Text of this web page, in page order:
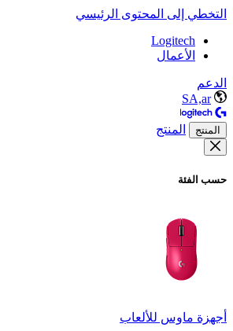
التخطي إلى المحتوى الرئيسي
Logitech
الأعمال
الدعم
SA,ar
المنتج المنتج
حسب الفئة
أجهزة ماوس للألعاب